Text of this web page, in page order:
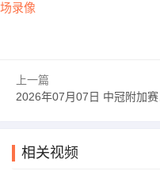
场录像
上一篇
2026年07月07日 中冠附加赛第二轮 自贡弘祥电碳 VS 大连聚惺晟恒 全场录像
相关视频